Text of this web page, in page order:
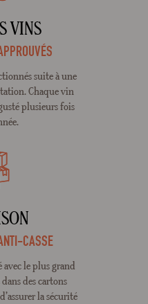
VINS
suite à une
Chaque vin
plusieurs fois
CASSE
avec le plus grand
des cartons
la sécurité